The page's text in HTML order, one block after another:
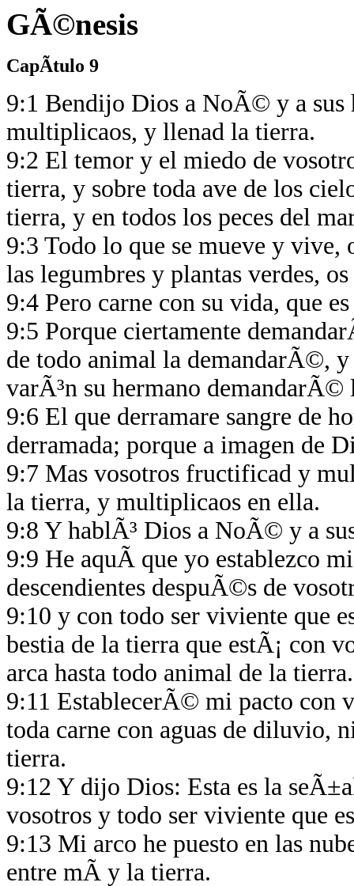
GÃ©nesis
CapÃ­tulo 9
9:1 Bendijo Dios a NoÃ© y a
multiplicaos, y llenad la tierra.
9:2 El temor y el miedo de
tierra, y sobre toda ave de los
tierra, y en todos los peces del
9:3 Todo lo que se mueve y vive,
las legumbres y plantas verdes,
9:4 Pero carne con su vida, que
9:5 Porque ciertamente
de todo animal la demandarÃ©,
varÃ³n su hermano
9:6 El que derramare sangre de
derramada; porque a imagen de
9:7 Mas vosotros fructificad y
la tierra, y multiplicaos en ella.
9:8 Y hablÃ³ Dios a NoÃ© y a
9:9 He aquÃ­ que yo establezco
descendientes despuÃ©s de
9:10 y con todo ser viviente que
bestia de la tierra que estÃ¡ con
arca hasta todo animal de la
9:11 EstablecerÃ© mi pacto con
toda carne con aguas de diluvio,
tierra.
9:12 Y dijo Dios: Esta es la
vosotros y todo ser viviente que
9:13 Mi arco he puesto en las
entre mÃ­ y la tierra.